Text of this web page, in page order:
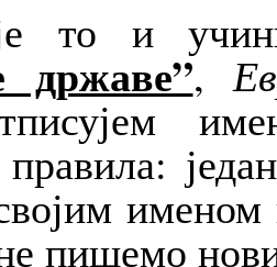
то и
државе”,
правила:
пишемо